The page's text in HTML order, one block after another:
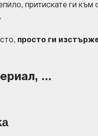
притискате ги към
просто ги
...